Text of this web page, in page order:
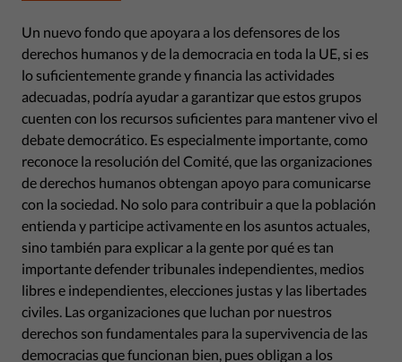
Un nuevo fondo que apoyara a los defensores de los
derechos humanos y de la democracia en toda la UE, si es
lo suficientemente grande y financia las actividades
adecuadas, podría ayudar a garantizar que estos grupos
cuenten con los recursos suficientes para mantener vivo el
debate democrático. Es especialmente importante, como
reconoce la resolución del Comité, que las organizaciones
de derechos humanos obtengan apoyo para comunicarse
con la sociedad. No solo para contribuir a que la población
entienda y participe activamente en los asuntos actuales,
sino también para explicar a la gente por qué es tan
importante defender tribunales independientes, medios
libres e independientes, elecciones justas y las libertades
civiles. Las organizaciones que luchan por nuestros
derechos son fundamentales para la supervivencia de las
democracias que funcionan bien, pues obligan a los